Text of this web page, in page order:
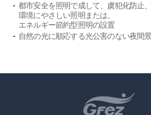
都市安全を照明で成して、虞犯化防止、
環境にやさしい照明または、
エネルギー節約型照明の設置
自然の光に順応する光公害のない夜間